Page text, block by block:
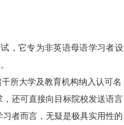
，它专为非英语母语学习者设
所大学及教育机构纳入认可名
还可直接向目标院校发送语言
者而言，无疑是极具实用性的